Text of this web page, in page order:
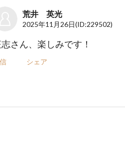
荒井 英光
2025年11月26日(ID:229502)
さん、楽しみです！
シェア